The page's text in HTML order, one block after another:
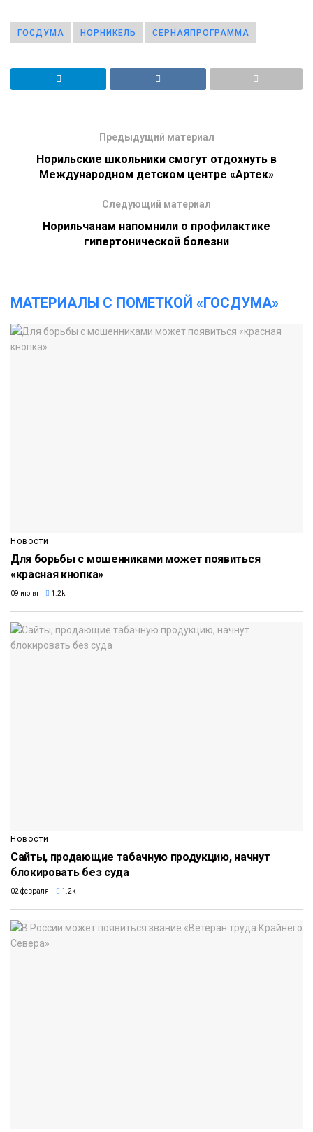
ГОСДУМА НОРНИКЕЛЬ СЕРНАЯПРОГРАММА
Предыдущий материал
Норильские школьники смогут отдохнуть в
Международном детском центре «Артек»
Следующий материал
Норильчанам напомнили о профилактике
гипертонической болезни
МАТЕРИАЛЫ С ПОМЕТКОЙ «ГОСДУМА»
Новости
Для борьбы с мошенниками может появиться
«красная кнопка»
09 июня 1.2k
Новости
Сайты, продающие табачную продукцию, начнут
блокировать без суда
02 февраля 1.2k